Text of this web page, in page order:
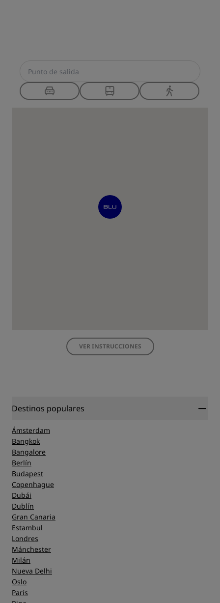
VER INSTRUCCIONES
Destinos populares
Ámsterdam
Bangkok
Bangalore
Berlín
Budapest
Copenhague
Dubái
Dublín
Gran Canaria
Estambul
Londres
Mánchester
Milán
Nueva Delhi
Oslo
París